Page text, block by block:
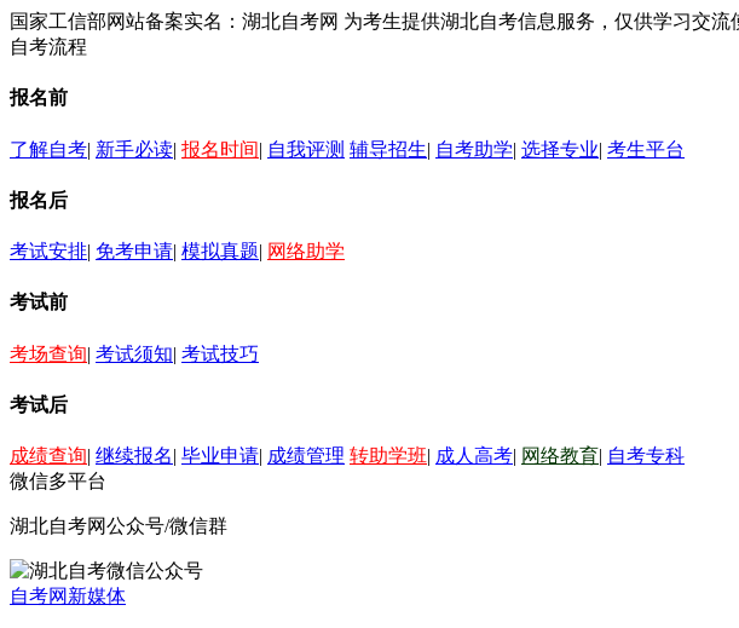
国家工信部网站备案实名：湖北自考网 为考生提供湖北自考信息服务，仅供学习交流
自考流程
报名前
了解自考| 新手必读| 报名时间| 自我评测 辅导招生| 自考助学| 选择专业| 考生平台
报名后
考试安排| 免考申请| 模拟真题| 网络助学
考试前
考场查询| 考试须知| 考试技巧
考试后
成绩查询| 继续报名| 毕业申请| 成绩管理 转助学班| 成人高考| 网络教育| 自考专科
微信多平台
湖北自考网公众号/微信群
自考网新媒体